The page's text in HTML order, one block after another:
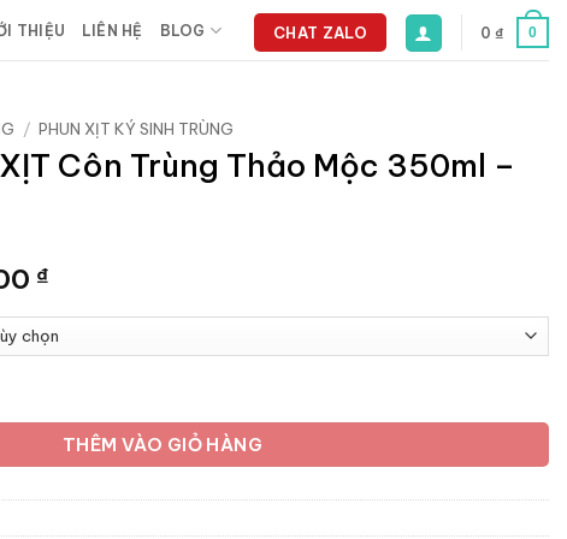
THIỆU LIÊN HỆ BLOG CHAT ZALO 0 ₫ 0
/ PHUN XỊT KÝ SINH TRÙNG
Côn Trùng Thảo Mộc 350ml –
₫.
₫Giá
tại
là:
Thảo Mộc 350ml - Chai 350ml số lượng
THÊM VÀO GIỎ HÀNG